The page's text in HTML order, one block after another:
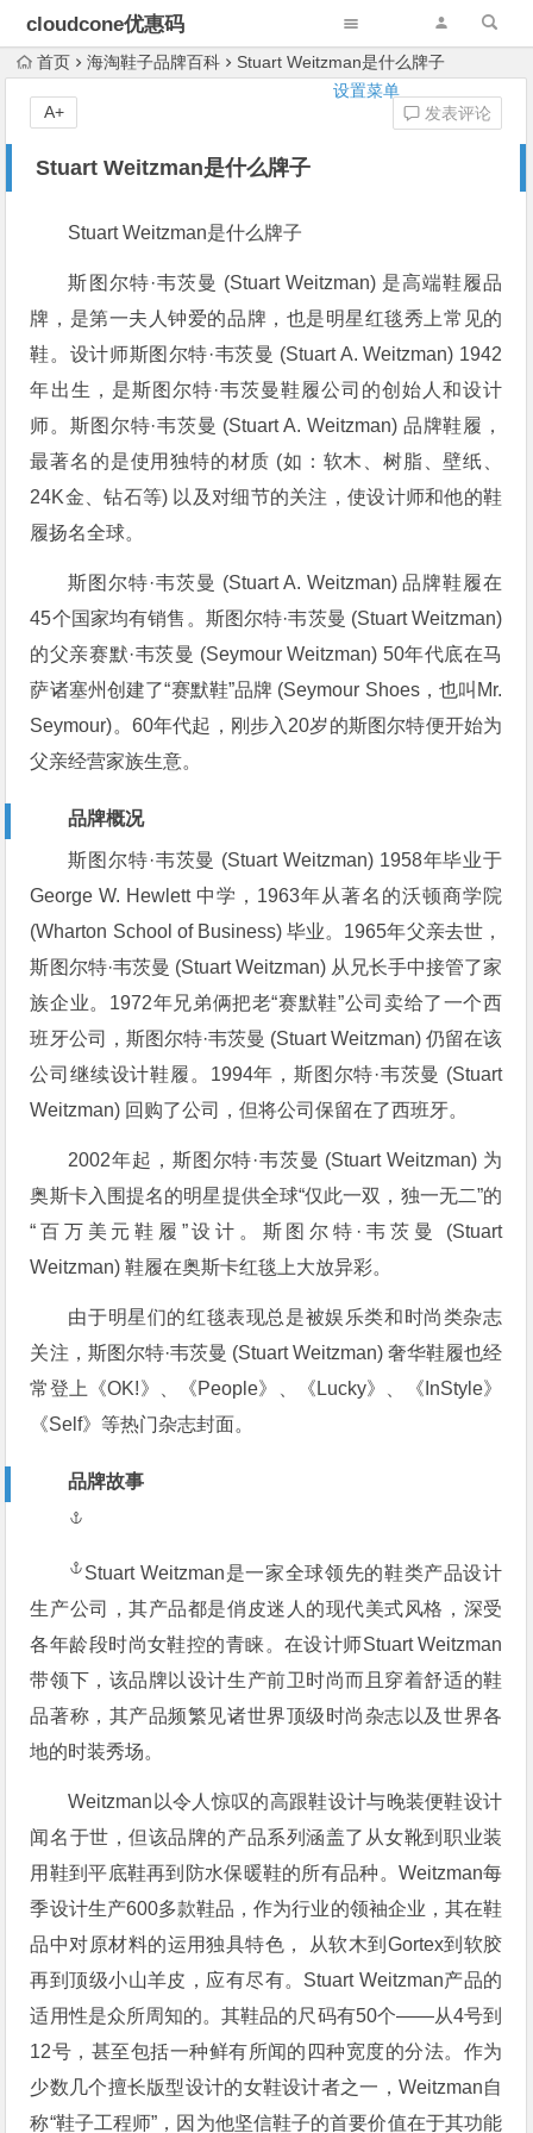
cloudcone优惠码
设置菜单
首页 海淘鞋子品牌百科 Stuart Weitzman是什么牌子
Stuart Weitzman是什么牌子
发表评论
A+
Stuart Weitzman是什么牌子
斯图尔特·韦茨曼 (Stuart Weitzman) 是高端鞋履品
牌，是第一夫人钟爱的品牌，也是明星红毯秀上常见的
鞋。设计师斯图尔特·韦茨曼 (Stuart A. Weitzman) 1942
年出生，是斯图尔特·韦茨曼鞋履公司的创始人和设计
师。斯图尔特·韦茨曼 (Stuart A. Weitzman) 品牌鞋履，
最著名的是使用独特的材质 (如：软木、树脂、壁纸、
24K金、钻石等) 以及对细节的关注，使设计师和他的鞋
履扬名全球。
斯图尔特·韦茨曼 (Stuart A. Weitzman) 品牌鞋履在
45个国家均有销售。斯图尔特·韦茨曼 (Stuart Weitzman)
的父亲赛默·韦茨曼 (Seymour Weitzman) 50年代底在马
萨诸塞州创建了“赛默鞋”品牌 (Seymour Shoes，也叫Mr.
Seymour)。60年代起，刚步入20岁的斯图尔特便开始为
父亲经营家族生意。
品牌概况
斯图尔特·韦茨曼 (Stuart Weitzman) 1958年毕业于
George W. Hewlett 中学，1963年从著名的沃顿商学院
(Wharton School of Business) 毕业。1965年父亲去世，
斯图尔特·韦茨曼 (Stuart Weitzman) 从兄长手中接管了家
族企业。1972年兄弟俩把老“赛默鞋”公司卖给了一个西
班牙公司，斯图尔特·韦茨曼 (Stuart Weitzman) 仍留在该
公司继续设计鞋履。1994年，斯图尔特·韦茨曼 (Stuart
Weitzman) 回购了公司，但将公司保留在了西班牙。
2002年起，斯图尔特·韦茨曼 (Stuart Weitzman) 为
奥斯卡入围提名的明星提供全球“仅此一双，独一无二”的
“百万美元鞋履”设计。斯图尔特·韦茨曼 (Stuart
Weitzman) 鞋履在奥斯卡红毯上大放异彩。
由于明星们的红毯表现总是被娱乐类和时尚类杂志
关注，斯图尔特·韦茨曼 (Stuart Weitzman) 奢华鞋履也经
常登上《OK!》、《People》、《Lucky》、《InStyle》
《Self》等热门杂志封面。
品牌故事
Stuart Weitzman是一家全球领先的鞋类产品设计
生产公司，其产品都是俏皮迷人的现代美式风格，深受
各年龄段时尚女鞋控的青睐。在设计师Stuart Weitzman
带领下，该品牌以设计生产前卫时尚而且穿着舒适的鞋
品著称，其产品频繁见诸世界顶级时尚杂志以及世界各
地的时装秀场。
Weitzman以令人惊叹的高跟鞋设计与晚装便鞋设计
闻名于世，但该品牌的产品系列涵盖了从女靴到职业装
用鞋到平底鞋再到防水保暖鞋的所有品种。Weitzman每
季设计生产600多款鞋品，作为行业的领袖企业，其在鞋
品中对原材料的运用独具特色， 从软木到Gortex到软胶
再到顶级小山羊皮，应有尽有。Stuart Weitzman产品的
适用性是众所周知的。其鞋品的尺码有50个——从4号到
12号，甚至包括一种鲜有所闻的四种宽度的分法。作为
少数几个擅长版型设计的女鞋设计者之一，Weitzman自
称“鞋子工程师”，因为他坚信鞋子的首要价值在于其功能